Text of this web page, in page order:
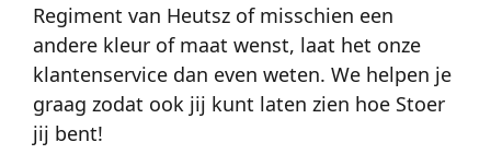
Regiment van Heutsz of misschien een
andere kleur of maat wenst, laat het onze
klantenservice dan even weten. We helpen je
graag zodat ook jij kunt laten zien hoe Stoer
jij bent!